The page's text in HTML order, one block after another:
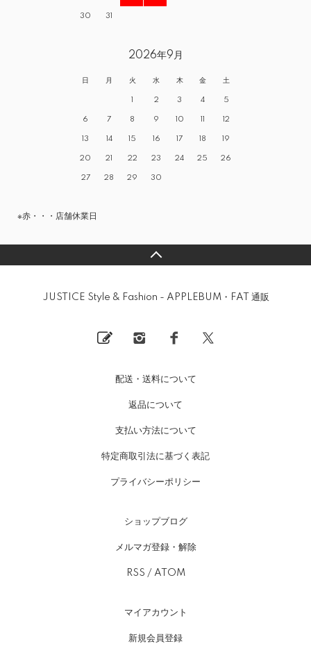
30 31
2026年9月
日 月 火 水 木 金 土
1 2 3 4 5
6 7 8 9 10 11 12
13 14 15 16 17 18 19
20 21 22 23 24 25 26
27 28 29 30
※赤・・・店舗休業日
JUSTICE Style & Fashion - APPLEBUM・FAT 通販
配送・送料について
返品について
支払い方法について
特定商取引法に基づく表記
プライバシーポリシー
ショップブログ
メルマガ登録・解除
RSS / ATOM
マイアカウント
新規会員登録